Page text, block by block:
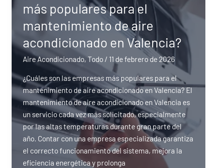
acondicionado
asequible
en
Castellón?
más populares para el
mantenimiento de aire
acondicionado en Valencia?
Aire Acondicionado,Todo / 11 de febrero de 2026
¿Cuáles son las empresas más populares para el
mantenimiento de aire acondicionado en Valencia? El
mantenimiento de aire acondicionado en Valencia es
un servicio cada vez más solicitado, especialmente
por las altas temperaturas durante gran parte del
año. Contar con una empresa especializada garantiza
el correcto funcionamiento del sistema, mejora la
eficiencia energética y prolonga